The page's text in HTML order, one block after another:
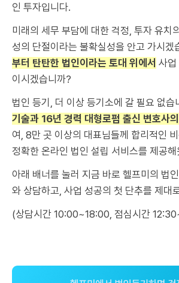
인 투자입니다.
미래의 세무 부담에 대한 걱정, 투자 유치
성의 단절이라는 불확실성을 안고 가시겠
부터 탄탄한 법인이라는 토대 위에서 사업
이시겠습니까?
법인 등기, 더 이상 등기소에 갈 필요 없습
기술과 16년 경력 대형로펌 출신 변호사
여, 8만 곳 이상의 대표님들께 합리적인
정확한 온라인 법인 설립 서비스를 제공해
아래 배너를 눌러 지금 바로 헬프미의 법
와 상담하고, 사업 성공의 첫 단추를 제대
(상담시간 10:00~18:00, 점심시간